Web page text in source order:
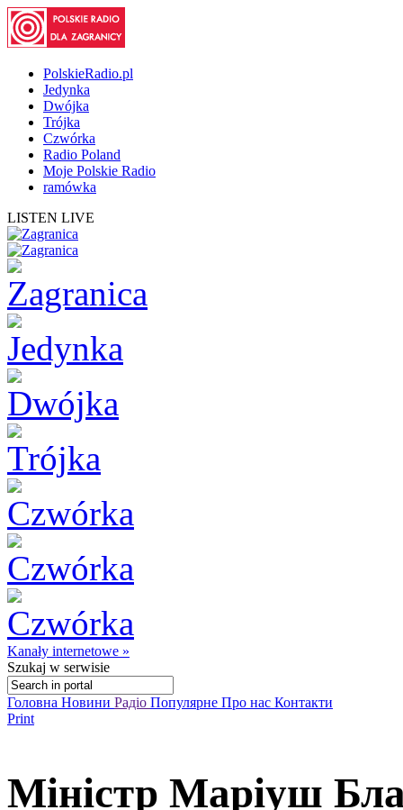
PolskieRadio.pl
Jedynka
Dwójka
Trójka
Czwórka
Radio Poland
Moje Polskie Radio
ramówka
LISTEN LIVE
Kanały internetowe »
Szukaj w serwisie
Головна Новини Радіо Популярне Про нас Контакти
Print
Міністр Маріуш